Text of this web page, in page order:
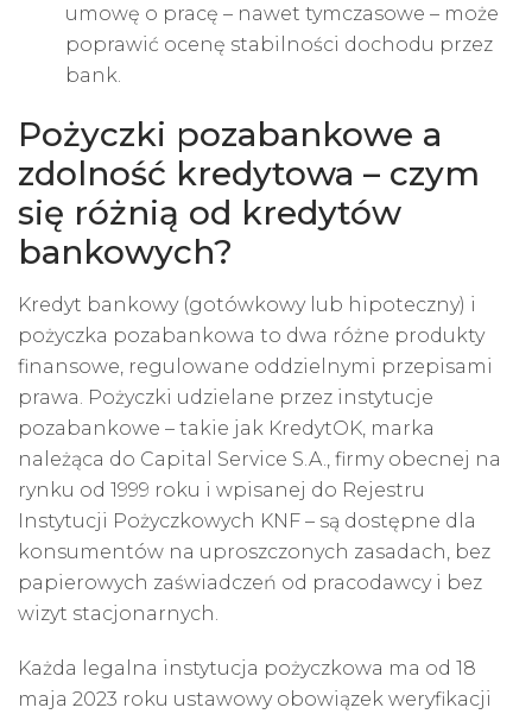
umowę o pracę – nawet tymczasowe – może
poprawić ocenę stabilności dochodu przez
bank.
Pożyczki pozabankowe a
zdolność kredytowa – czym
się różnią od kredytów
bankowych?
Kredyt bankowy (gotówkowy lub hipoteczny) i
pożyczka pozabankowa to dwa różne produkty
finansowe, regulowane oddzielnymi przepisami
prawa. Pożyczki udzielane przez instytucje
pozabankowe – takie jak KredytOK, marka
należąca do Capital Service S.A., firmy obecnej na
rynku od 1999 roku i wpisanej do Rejestru
Instytucji Pożyczkowych KNF – są dostępne dla
konsumentów na uproszczonych zasadach, bez
papierowych zaświadczeń od pracodawcy i bez
wizyt stacjonarnych.
Każda legalna instytucja pożyczkowa ma od 18
maja 2023 roku ustawowy obowiązek weryfikacji